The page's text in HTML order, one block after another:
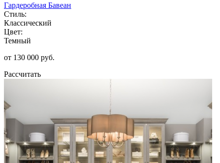
Гардеробная Бавеан
Стиль:
Классический
Цвет:
Темный
от 130 000 руб.
Рассчитать